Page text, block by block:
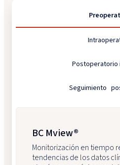
Postoperatorio
Seguimiento
BC Mview®
Monitorización en tiempo
tendencias de los datos